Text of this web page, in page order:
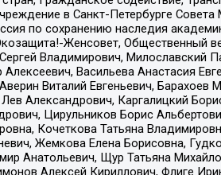
в Санкт-Петербурге
по сохранению наследия
Женсовет, Общественный
Владимирович,
Васильева Анастасия
Виталий Евгеньевич,
Александрович, Каргалицкий
Цирульников Борис
Кочеткова Татьяна
Жемкова Елена Борисовна,
Анатольевич, Щур Татьяна
Алексей Кириллович, Флиге